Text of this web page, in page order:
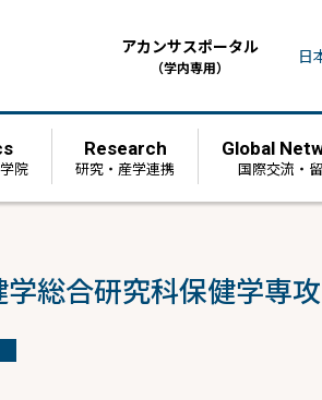
アカンサスポータル
（学内専用） 日
院
Research
研究・産学連携
Global
国際交流・
総合研究科保健学専